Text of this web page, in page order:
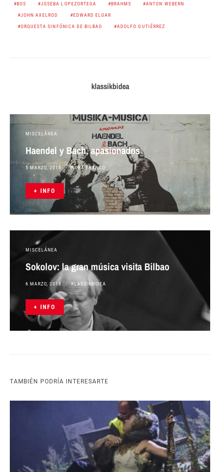
BOS JOSEBA LOPEZORTEGA BRAHMS
ANTON WEBERN
JOHN AXELROD
EDWARD ELGAR
ORQUESTA SINFÓNICA DE BILBAO
ADOLFO GUTIÉRREZ
klassikbidea
MISCELÁNEA
Haendel y Bach, apasionados
5 MARZO, 2015 NORA FRANCO
+ INFO
MISCELÁNEA
Sokolov: la gran música visita Bilbao
6 MARZO, 2015 KLASSIKBIDEA
+ INFO
TAMBIÉN PODRÍA INTERESARTE